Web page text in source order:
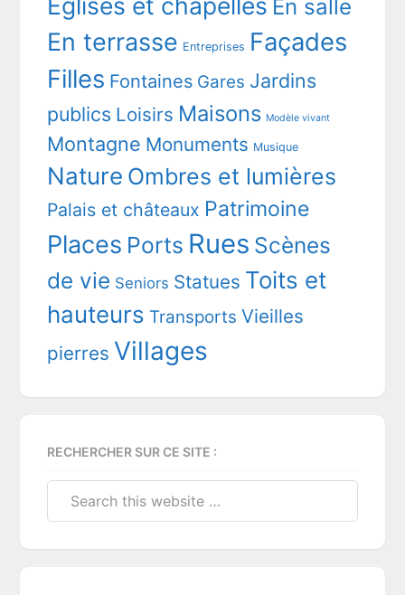
En salle
En terrasse Entreprises Façades
Filles Fontaines Gares Jardins
publics Loisirs Maisons Modèle vivant
Montagne Monuments Musique
Nature Ombres et lumières
Palais et châteaux Patrimoine
Places Ports Rues Scènes
de vie Seniors Statues Toits et
hauteurs Transports Vieilles
pierres Villages
RECHERCHER SUR CE SITE :